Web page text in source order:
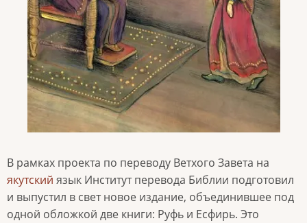
В рамках проекта по переводу Ветхого Завета на
якутский язык Институт перевода Библии подготовил
и выпустил в свет новое издание, объединившее под
одной обложкой две книги: Руфь и Есфирь. Это